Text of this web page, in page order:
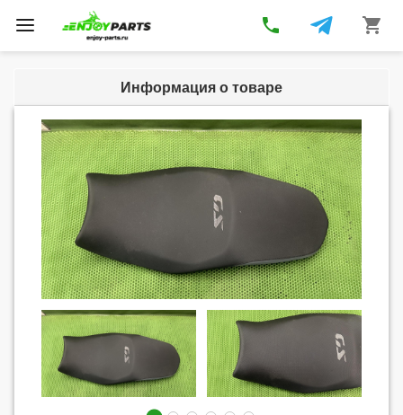
Toggle
navigation
phone shopping_cart
Информация о товаре